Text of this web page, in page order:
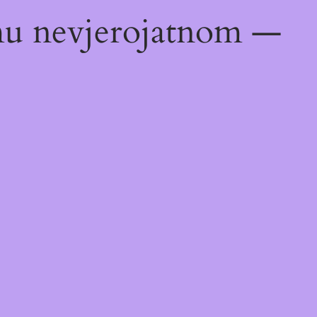
nevjerojatnom —